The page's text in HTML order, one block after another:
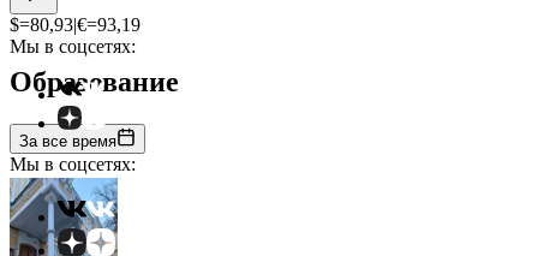
$=80,93|€=93,19
Мы в соцсетях:
Мы в соцсетях:
Образование
За все время